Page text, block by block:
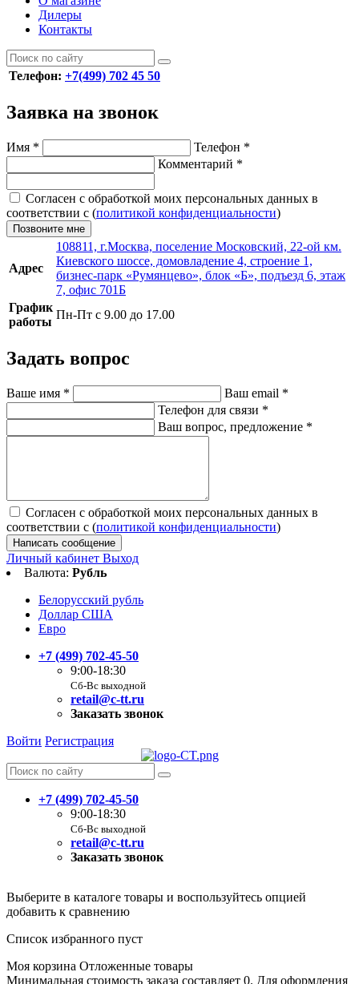
Дилеры
Контакты
Телефон: +7(499) 702 45 50
Заявка на звонок
Имя * Телефон *
Комментарий *
Согласен с обработкой моих персональных данных в
соответствии с (политикой конфиденциальности)
Позвоните мне
Адрес
108811, г.Москва, поселение Московский, 22-ой км.
Киевского шоссе, домовладение 4, строение 1,
бизнес-парк «Румянцево», блок «Б», подъезд 6, этаж
7, офис 701Б
График
работы
Пн-Пт с 9.00 до 17.00
Задать вопрос
Ваше имя * Ваш email *
Телефон для связи *
Ваш вопрос, предложение *
Согласен с обработкой моих персональных данных в
соответствии с (политикой конфиденциальности)
Написать сообщение
Личный кабинет Выход
Валюта: Рубль
Белорусский рубль
Доллар США
Евро
+7 (499) 702-45-50
9:00-18:30
Сб-Вс выходной
retail@c-tt.ru
Заказать звонок
Войти Регистрация
+7 (499) 702-45-50
9:00-18:30
Сб-Вс выходной
retail@c-tt.ru
Заказать звонок
Выберите в каталоге товары и воспользуйтесь опцией
добавить к сравнению
Список избранного пуст
Моя корзина Отложенные товары
Минимальная стоимость заказа составляет 0. Для оформления